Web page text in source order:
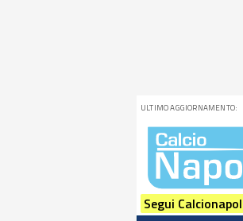
ULTIMO AGGIORNAMENTO:
Segui